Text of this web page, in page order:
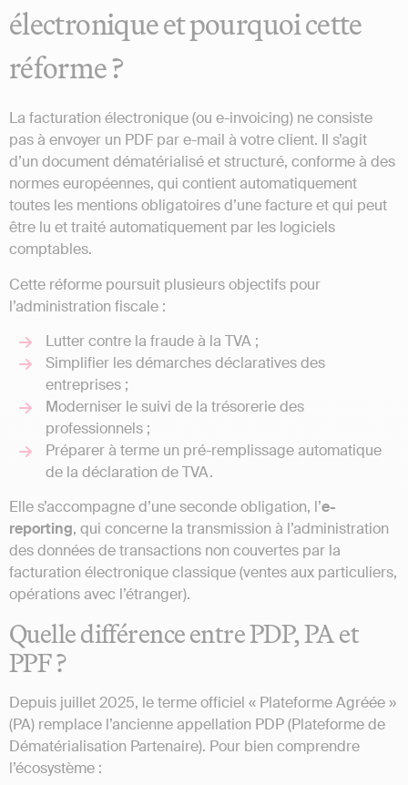
électronique et pourquoi cette
réforme ?
La facturation électronique (ou e-invoicing) ne consiste
pas à envoyer un PDF par e-mail à votre client. Il s’agit
d’un document dématérialisé et structuré, conforme à des
normes européennes, qui contient automatiquement
toutes les mentions obligatoires d’une facture et qui peut
être lu et traité automatiquement par les logiciels
comptables.
Cette réforme poursuit plusieurs objectifs pour
l’administration fiscale :
Lutter contre la fraude à la TVA ;
Simplifier les démarches déclaratives des
entreprises ;
Moderniser le suivi de la trésorerie des
professionnels ;
Préparer à terme un pré-remplissage automatique
de la déclaration de TVA.
Elle s’accompagne d’une seconde obligation, l’e-
reporting, qui concerne la transmission à l’administration
des données de transactions non couvertes par la
facturation électronique classique (ventes aux particuliers,
opérations avec l’étranger).
Quelle différence entre PDP, PA et
PPF ?
Depuis juillet 2025, le terme officiel « Plateforme Agréée »
(PA) remplace l’ancienne appellation PDP (Plateforme de
Dématérialisation Partenaire). Pour bien comprendre
l’écosystème :